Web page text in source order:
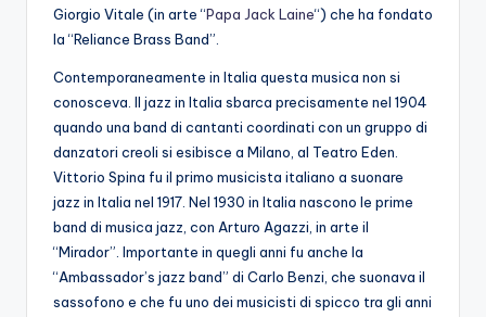
Giorgio Vitale (in arte “Papa Jack Laine“) che ha fondato
la “Reliance Brass Band”.
Contemporaneamente in Italia questa musica non si
conosceva. Il jazz in Italia sbarca precisamente nel 1904
quando una band di cantanti coordinati con un gruppo di
danzatori creoli si esibisce a Milano, al Teatro Eden.
Vittorio Spina fu il primo musicista italiano a suonare
jazz in Italia nel 1917. Nel 1930 in Italia nascono le prime
band di musica jazz, con Arturo Agazzi, in arte il
“Mirador”. Importante in quegli anni fu anche la
“Ambassador’s jazz band” di Carlo Benzi, che suonava il
sassofono e che fu uno dei musicisti di spicco tra gli anni